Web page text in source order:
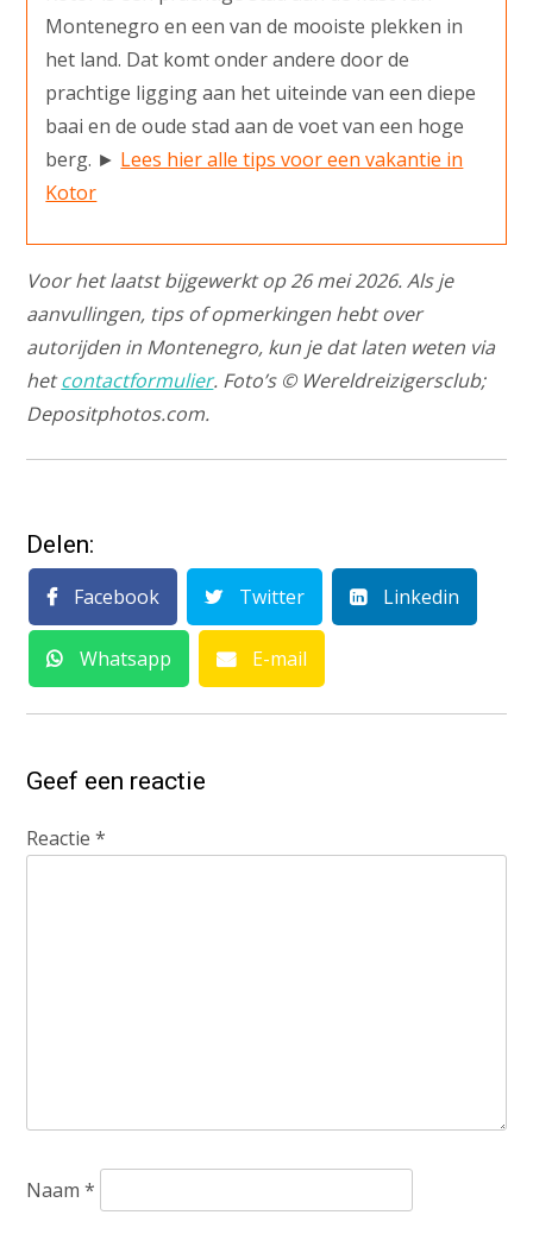
Montenegro en een van de mooiste plekken in
het land. Dat komt onder andere door de
prachtige ligging aan het uiteinde van een diepe
baai en de oude stad aan de voet van een hoge
berg. ► Lees hier alle tips voor een vakantie in
Kotor
Voor het laatst bijgewerkt op 26 mei 2026. Als je
aanvullingen, tips of opmerkingen hebt over
autorijden in Montenegro, kun je dat laten weten via
hetcontactformulier. Foto’s © Wereldreizigersclub;
Depositphotos.com.
Delen:
Facebook Twitter Linkedin
Whatsapp E-mail
Geef een reactie
Reactie*
Naam*